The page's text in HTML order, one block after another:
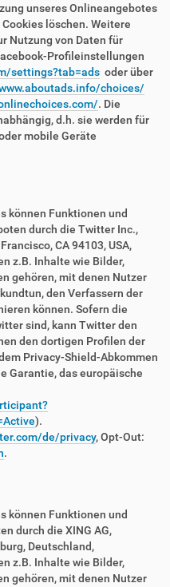
unseres Onlineangebotes
löschen. Weitere
Nutzung von Daten für
Profileinstellungen
settings?tab=ads oder über
choices/
. Die
d.h. sie werden für
mobile Geräte
können Funktionen und
durch die Twitter Inc.,
CA 94103, USA,
z.B. Inhalte wie Bilder,
gehören, mit denen Nutzer
den Verfassern der
können. Sofern die
sind, kann Twitter den
den dortigen Profilen der
Privacy-Shield-Abkommen
Garantie, das europäische
).
de/privacy, Opt-Out:
.
können Funktionen und
durch die XING AG,
Deutschland,
z.B. Inhalte wie Bilder,
gehören, mit denen Nutzer